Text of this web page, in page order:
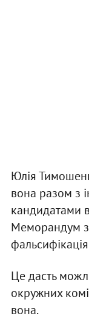
Юлія
вона разом з
кандидатами
Меморандум
Це дасть
окружних
вона.